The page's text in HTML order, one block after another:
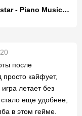
Boomstar - Piano Music Master
после
кайфует,
летает без
еще удобнее,
в этом гейме.